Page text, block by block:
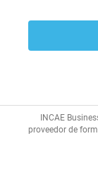
INCAE
proveedor de